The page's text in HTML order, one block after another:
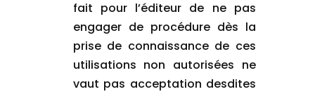
fait pour l’éditeur de ne pas
engager de procédure dès la
prise de connaissance de ces
utilisations non autorisées ne
vaut pas acceptation desdites